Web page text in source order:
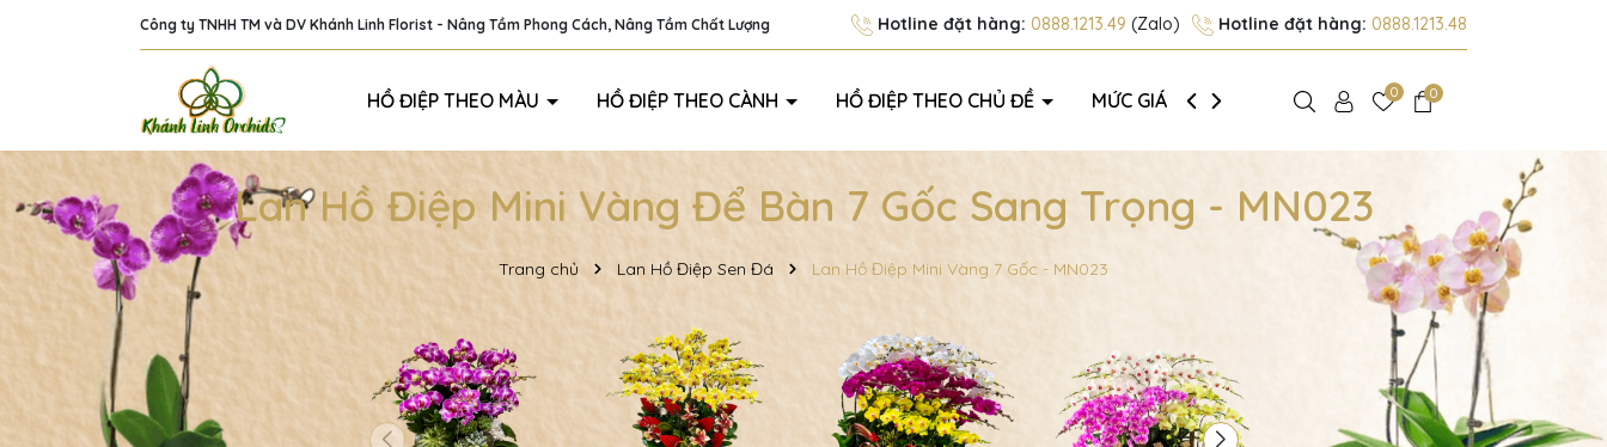
Công ty TNHH TM và DV Khánh Linh Florist - Nâng Tầm Phong Cách, Nâng Tầm Chất Lượng Hotline đặt hàng: 0888.1213.49 (Zalo) Hotline đặt hàng: 0888.1213.48
HỒ ĐIỆP THEO MÀU HỒ ĐIỆP THEO CÀNH HỒ ĐIỆP THEO CHỦ ĐỀ MỨC GIÁ GIỚI THIỆU 0 0
Lan Hồ Điệp Mini Vàng Để Bàn 7 Gốc Sang Trọng - MN023
Trang chủ Lan Hồ Điệp Sen Đá Lan Hồ Điệp Mini Vàng 7 Gốc - MN023